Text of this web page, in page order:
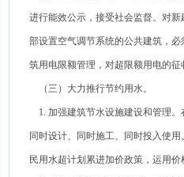
进行能效公示，接受社会监督。对
部设置空气调节系统的公共建筑，
筑用电限额管理，对超限额用电的
（三）大力推行节约用水。
1. 加强建筑节水设施建设和管理。
同时设计、同时施工、同时投入使
民用水超计划累进加价政策，运用